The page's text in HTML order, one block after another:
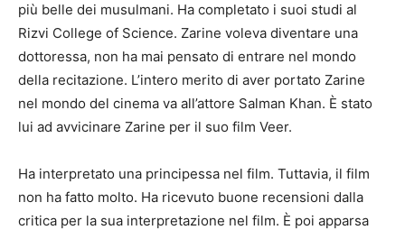
più belle dei musulmani. Ha completato i suoi studi al
Rizvi College of Science. Zarine voleva diventare una
dottoressa, non ha mai pensato di entrare nel mondo
della recitazione. L’intero merito di aver portato Zarine
nel mondo del cinema va all’attore Salman Khan. È stato
lui ad avvicinare Zarine per il suo film Veer.
Ha interpretato una principessa nel film. Tuttavia, il film
non ha fatto molto. Ha ricevuto buone recensioni dalla
critica per la sua interpretazione nel film. È poi apparsa